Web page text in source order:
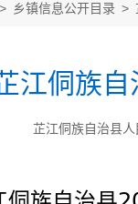
> 乡镇信息公开目录 >
江侗族
芷江侗族自治县